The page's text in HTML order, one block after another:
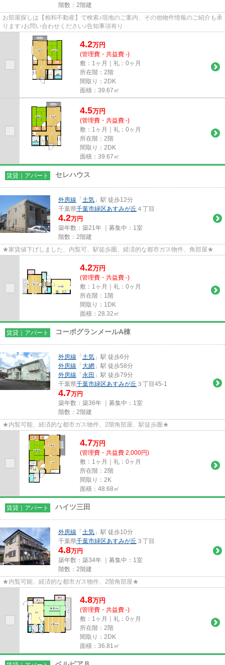
階数：2階建
お部屋探しは【相和不動産】で検索♪現地のご案内、その他物件情報のご紹介も承
ります♪お問い合わせください♪告知事項有り
4.2万円
(管理費・共益費 -)
敷：1ヶ月｜礼：0ヶ月
所在階：2階
間取り：2DK
面積：39.67㎡
4.5万円
(管理費・共益費 -)
敷：1ヶ月｜礼：0ヶ月
所在階：2階
間取り：2DK
面積：39.67㎡
賃貸｜アパート セレハウス
外房線 「 土気 」駅 徒歩12分
千葉県千葉市緑区あすみが丘 ４丁目
4.2万円
築年数：築21年 ｜募集中： 1室
階数：2階建
★家賃値下げしました、内覧可、駅徒歩圏、経済的な都市ガス物件、角部屋★
4.2万円
(管理費・共益費 -)
敷：1ヶ月｜礼：0ヶ月
所在階：1階
間取り：1DK
面積：28.32㎡
賃貸｜アパート コーポグランメールA棟
外房線 「 土気 」駅 徒歩6分
外房線 「 大網 」駅 徒歩58分
外房線 「 永田 」駅 徒歩79分
千葉県千葉市緑区あすみが丘 ３丁目45-1
4.7万円
築年数：築36年 ｜募集中： 1室
階数：2階建
★内覧可能、経済的な都市ガス物件、2階角部屋、駅徒歩圏★
4.7万円
(管理費・共益費 2,000円)
敷：1ヶ月｜礼：0ヶ月
所在階：2階
間取り：2K
面積：48.68㎡
賃貸｜アパート ハイツ三田
外房線 「 土気 」駅 徒歩10分
千葉県千葉市緑区あすみが丘 ３丁目
4.8万円
築年数：築34年 ｜募集中： 1室
階数：2階建
★内覧可能、経済的な都市ガス物件、2階角部屋★
4.8万円
(管理費・共益費 -)
敷：1ヶ月｜礼：0ヶ月
所在階：2階
間取り：2DK
面積：36.81㎡